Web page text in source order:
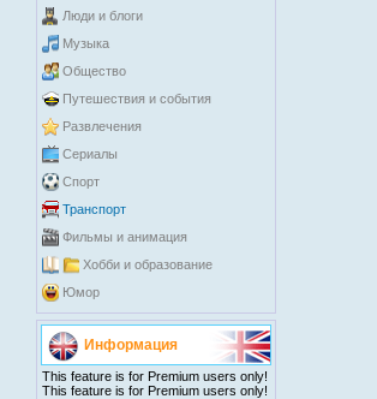
Люди и блоги
Музыка
Общество
Путешествия и события
Развлечения
Сериалы
Спорт
Транспорт
Фильмы и анимация
Хобби и образование
Юмор
Информация
This feature is for Premium users only!
This feature is for Premium users only!